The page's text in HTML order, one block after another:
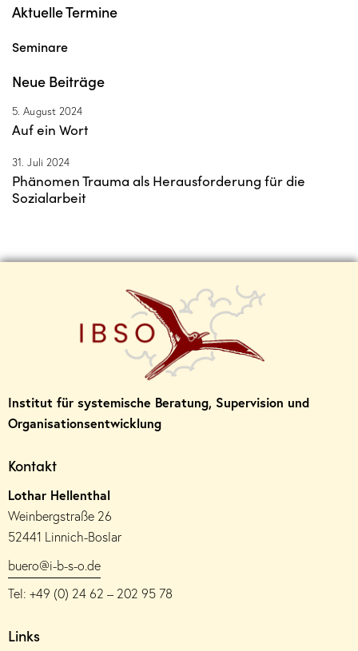
Aktuelle Termine
Seminare
Neue Beiträge
5. August 2024
Auf ein Wort
31. Juli 2024
Phänomen Trauma als Herausforderung für die
Sozialarbeit
Institut für systemische Beratung, Supervision und
Organisationsentwicklung
Kontakt
Lothar Hellenthal
Weinbergstraße 26
52441 Linnich-Boslar
buero@i-b-s-o.de
Tel: +49 (0) 24 62 – 202 95 78
Links